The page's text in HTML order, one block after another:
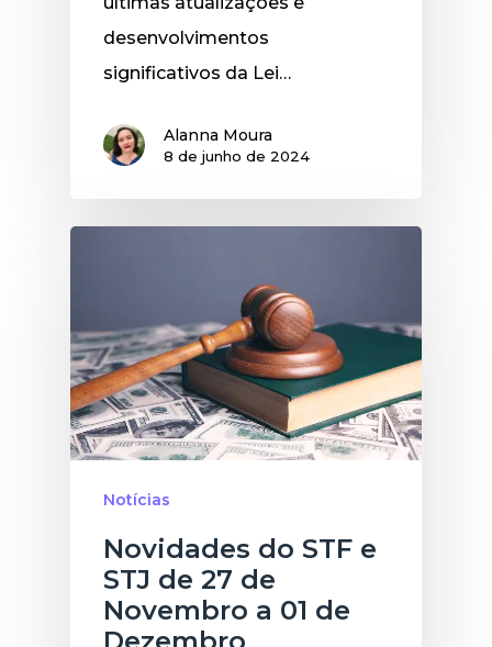
desenvolvimentos
significativos da Lei…
Alanna Moura
8 de junho de 2024
Notícias
Novidades do STF e
STJ de 27 de
Novembro a 01 de